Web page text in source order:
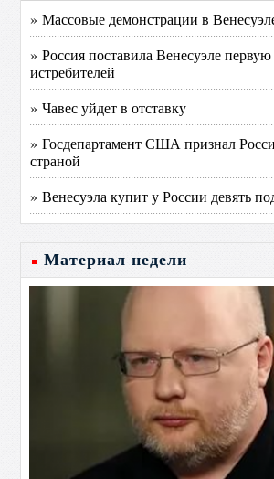
» Массовые демонстрации в
» Россия поставила Венесуэле
истребителей
» Чавес уйдет в отставку
» Госдепартамент США признал
страной
» Венесуэла купит у России девять
Материал недели